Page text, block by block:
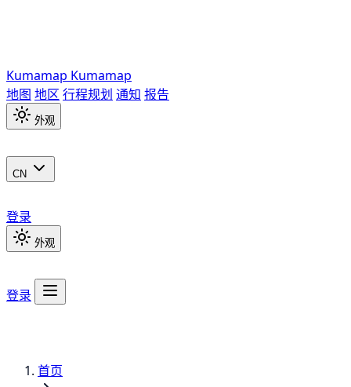
Kumamap Kumamap
地图 地区 行程规划 通知 报告
外观
CN
登录
外观
登录
首页